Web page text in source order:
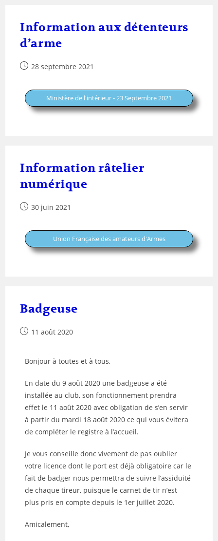
Information aux détenteurs
d’arme
28 septembre 2021
Ministère de l'intérieur - 23 Septembre 2021
Information râtelier
numérique
30 juin 2021
Union Française des amateurs d'Armes
Badgeuse
11 août 2020
Bonjour à toutes et à tous,
En date du9 août 2020 une badgeuse a été
installée au club, son fonctionnement prendra
effet le 11 août 2020 avec obligation de s’en servir
à partir du mardi 18 août 2020 ce qui vous évitera
de compléter le registre à l’accueil.
Je vous conseille donc vivement de pas oublier
votre licence dont le port est déjà obligatoire car le
fait de badger nous permettra de suivre l’assiduité
de chaque tireur, puisque le carnet de tir n’est
plus pris en compte depuis le 1er juillet 2020.
Amicalement,